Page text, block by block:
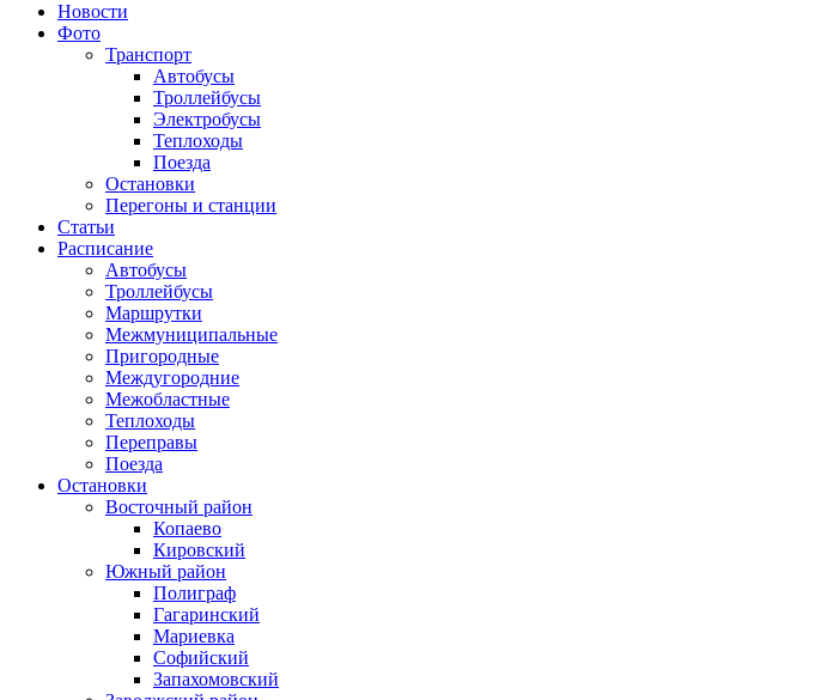
Новости
Фото
Транспорт
Автобусы
Троллейбусы
Электробусы
Теплоходы
Поезда
Остановки
Перегоны и станции
Статьи
Расписание
Автобусы
Троллейбусы
Маршрутки
Межмуниципальные
Пригородные
Междугородние
Межобластные
Теплоходы
Переправы
Поезда
Остановки
Восточный район
Копаево
Кировский
Южный район
Полиграф
Гагаринский
Мариевка
Софийский
Запахомовский